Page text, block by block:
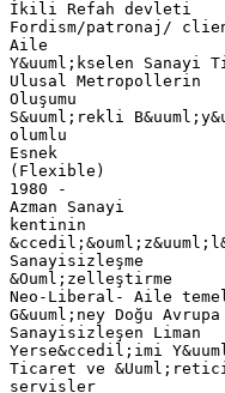
İkili Refah devleti
Fordism/patronaj/
Aile
Y&uuml;kselen Sanayi
Ulusal Metropollerin
Oluşumu
S&uuml;rekli
olumlu
Esnek
(Flexible)
1980 -
Azman Sanayi
kentinin
Sanayisizleşme
&Ouml;zelleştirme
Neo-Liberal- Aile
G&uuml;ney Doğu
Sanayisizleşen Liman
Yerse&ccedil;imi
Ticaret ve &Uuml;retici
servisler